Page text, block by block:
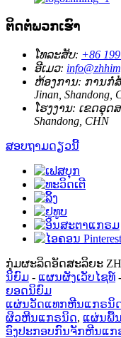
ຕິດຕໍ່ພວກເຮົາ
ໂທລະສັບ: +86
ອີເມວ:
ຫ້ອງການ: ການກໍ່ສ້
Jinan, Shandong,
ໂຮງງານ: ເຂດ​ອຸດ​ສ
Shandong​, CHN​
ສອບຖາມດຽວນີ້
ກຸ່ມຜະລິດອັດສະລິຍະ
ນິຍົມ - ແຜນຜັງເວັບໄຊທ໌ -
ຍອດນິຍົມ
ແຜ່ນວັດແທກຫີນແກຣນິ
ຜິວຫີນແກຣນິດ, ແຜ່ນພື້
ອົງປະກອບກົນຈັກຫີນແກ